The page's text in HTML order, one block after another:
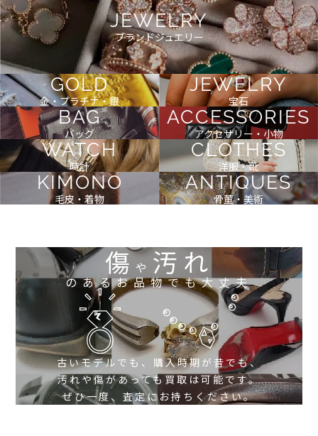
JEWELRY
ブランドジュエリー
GOLD
金・プラチナ・銀
JEWELRY
宝石
BAG
バッグ
ACCESSORIES
アクセサリー・小物
WATCH
時計
CLOTHES
洋服・靴
KIMONO
毛皮・着物
ANTIQUES
骨董・美術
傷や 汚れ
のあるお品物でも大丈夫
古いモデルでも、購入時期が昔でも、
汚れや傷があっても買取は可能です。
ぜひ一度、査定にお持ちください。